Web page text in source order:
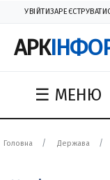
УВІЙТИ
АРК
☰ МЕНЮ
Головна Держава